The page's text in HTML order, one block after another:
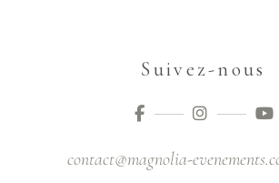
Suivez-nous
contact@magnolia-